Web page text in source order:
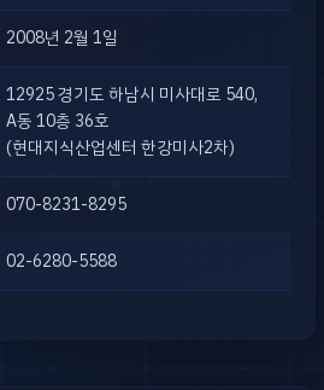
2008년 2월 1일
12925 경기도 하남시 미사대로 540,
A동 10층 36호
(현대지식산업센터 한강미사2차)
070-8231-8295
02-6280-5588